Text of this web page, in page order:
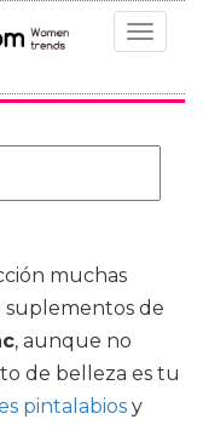
Toggle
muchas
suplementos de
, aunque no
de belleza es tu
pintalabios y